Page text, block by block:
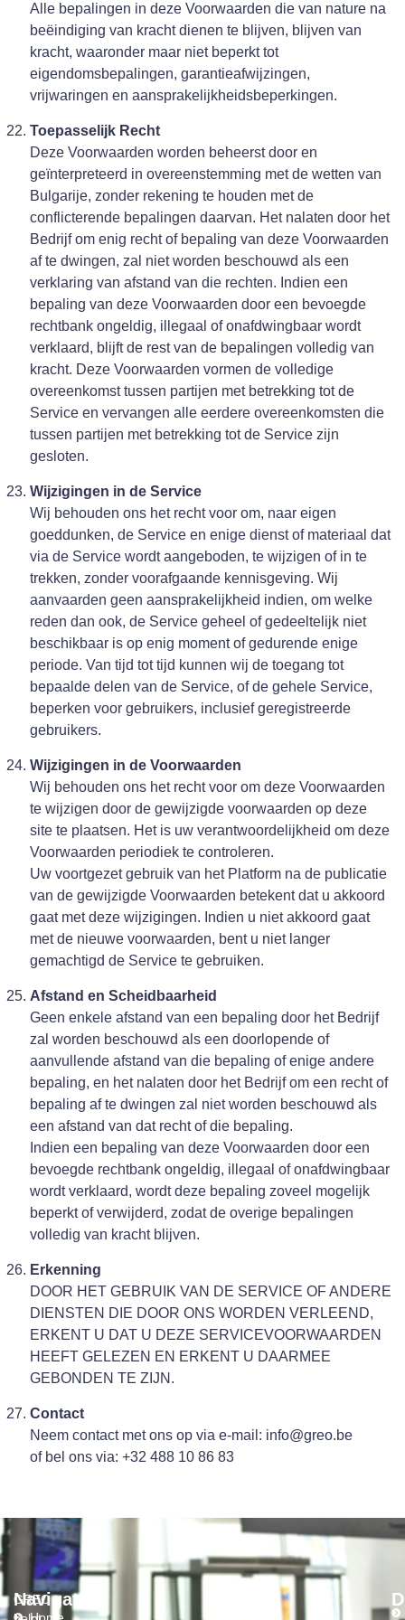
Alle bepalingen in deze Voorwaarden die van nature na
beëindiging van kracht dienen te blijven, blijven van
kracht, waaronder maar niet beperkt tot
eigendomsbepalingen, garantieafwijzingen,
vrijwaringen en aansprakelijkheidsbeperkingen.
Toepasselijk Recht
Deze Voorwaarden worden beheerst door en
geïnterpreteerd in overeenstemming met de wetten van
Bulgarije, zonder rekening te houden met de
conflicterende bepalingen daarvan. Het nalaten door het
Bedrijf om enig recht of bepaling van deze Voorwaarden
af te dwingen, zal niet worden beschouwd als een
verklaring van afstand van die rechten. Indien een
bepaling van deze Voorwaarden door een bevoegde
rechtbank ongeldig, illegaal of onafdwingbaar wordt
verklaard, blijft de rest van de bepalingen volledig van
kracht. Deze Voorwaarden vormen de volledige
overeenkomst tussen partijen met betrekking tot de
Service en vervangen alle eerdere overeenkomsten die
tussen partijen met betrekking tot de Service zijn
gesloten.
Wijzigingen in de Service
Wij behouden ons het recht voor om, naar eigen
goeddunken, de Service en enige dienst of materiaal dat
via de Service wordt aangeboden, te wijzigen of in te
trekken, zonder voorafgaande kennisgeving. Wij
aanvaarden geen aansprakelijkheid indien, om welke
reden dan ook, de Service geheel of gedeeltelijk niet
beschikbaar is op enig moment of gedurende enige
periode. Van tijd tot tijd kunnen wij de toegang tot
bepaalde delen van de Service, of de gehele Service,
beperken voor gebruikers, inclusief geregistreerde
gebruikers.
Wijzigingen in de Voorwaarden
Wij behouden ons het recht voor om deze Voorwaarden
te wijzigen door de gewijzigde voorwaarden op deze
site te plaatsen. Het is uw verantwoordelijkheid om deze
Voorwaarden periodiek te controleren.
Uw voortgezet gebruik van het Platform na de publicatie
van de gewijzigde Voorwaarden betekent dat u akkoord
gaat met deze wijzigingen. Indien u niet akkoord gaat
met de nieuwe voorwaarden, bent u niet langer
gemachtigd de Service te gebruiken.
Afstand en Scheidbaarheid
Geen enkele afstand van een bepaling door het Bedrijf
zal worden beschouwd als een doorlopende of
aanvullende afstand van die bepaling of enige andere
bepaling, en het nalaten door het Bedrijf om een recht of
bepaling af te dwingen zal niet worden beschouwd als
een afstand van dat recht of die bepaling.
Indien een bepaling van deze Voorwaarden door een
bevoegde rechtbank ongeldig, illegaal of onafdwingbaar
wordt verklaard, wordt deze bepaling zoveel mogelijk
beperkt of verwijderd, zodat de overige bepalingen
volledig van kracht blijven.
Erkenning
DOOR HET GEBRUIK VAN DE SERVICE OF ANDERE
DIENSTEN DIE DOOR ONS WORDEN VERLEEND,
ERKENT U DAT U DEZE SERVICEVOORWAARDEN
HEEFT GELEZEN EN ERKENT U DAARMEE
GEBONDEN TE ZIJN.
Contact
Neem contact met ons op via e-mail: info@greo.be
of bel ons via: +32 488 10 86 83
GREO
Navigatie
Home